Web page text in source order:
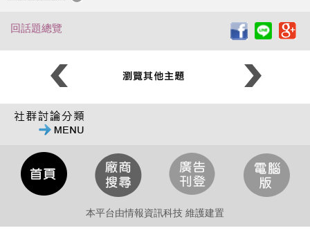
回話題總覽
本平台由情報資訊科技 維護建置